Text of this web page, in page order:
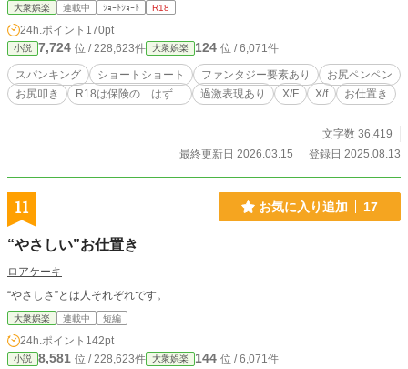
大衆娯楽 連載中 ｼｮｰﾄｼｮｰﾄ R18
24h.ポイント 170pt
小説 7,724 位 / 228,623件 大衆娯楽 124 位 / 6,071件
スパンキング ショートショート ファンタジー要素あり
お尻ペンペン
お尻叩き
R18は保険の…はず… 過激表現あり X/F X/f お仕置き
文字数 36,419
最終更新日 2026.03.15
登録日 2025.08.13
11 お気に入り追加 17
“やさしい”お仕置き
ロアケーキ
“やさしさ”とは人それぞれです。
大衆娯楽 連載中 短編
24h.ポイント 142pt
小説 8,581 位 / 228,623件 大衆娯楽 144 位 / 6,071件